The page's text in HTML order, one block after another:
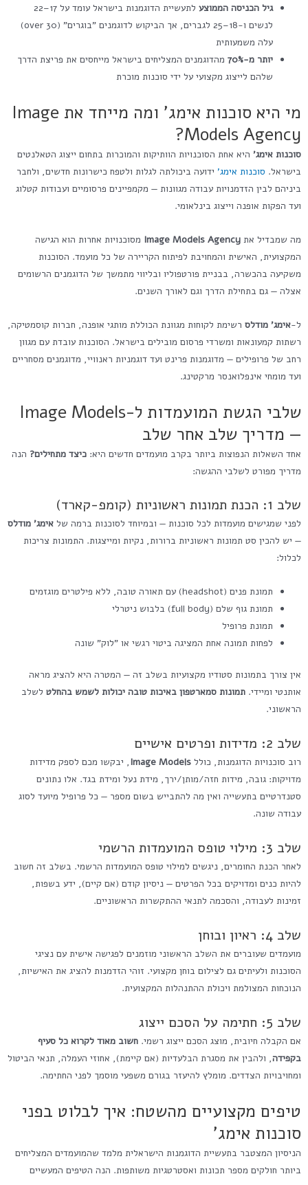
גיל הכניסה הממוצע
לתעשיית הדוגמנות בישראל עומד על 17–22
לנשים ו-18–25 לגברים, אך הביקוש לדוגמנים "בוגרים" (over 30)
עלה משמעותית
יותר מ-70%
מהדוגמנים המצליחים בישראל מייחסים את פריצת הדרך
שלהם לייצוג מקצועי על ידי סוכנות מוכרת
מי היא סוכנות אימג' ומה מייחד את Image
Models Agency?
סוכנות אימג' היא אחת הסוכנויות הוותיקות והמוכרות בתחום ייצוג הטאלנטים
בישראל. סוכנות אימג' ידועה ביכולתה לגלות ולטפח כישרונות חדשים, ולחבר
ביניהם לבין הזדמנויות עבודה מגוונות — מקמפיינים פרסומיים ועבודות קטלוג
ועד הפקות אופנה וייצוג בינלאומי.
מה שמבדיל את Image Models Agency מסוכנויות אחרות הוא הגישה
המקצועית, האישית והמחויבת לפיתוח הקריירה של כל מועמד. הסוכנות
משקיעה בהכשרה, בבניית פורטפוליו ובליווי מתמשך של הדוגמנים הרשומים
אצלה — גם בתחילת הדרך וגם לאורך השנים.
ל-אימג' מודלס רשימת לקוחות מגוונת הכוללת מותגי אופנה, חברות קוסמטיקה,
רשתות קמעונאות ומשרדי פרסום מובילים בישראל. הסוכנות עובדת עם מגוון
רחב של פרופילים — מדוגמנות פרינט ועד דוגמניות ראנוויי, מדוגמנים מסחריים
ועד מומחי אינפלואנסר מרקטינג.
שלבי הגשת המועמדות ל-Image Models
— מדריך שלב אחר שלב
אחד השאלות הנפוצות ביותר בקרב מועמדים חדשים היא: כיצד מתחילים? הנה
מדריך מפורט לשלבי ההגשה:
שלב 1: הכנת תמונות ראשוניות (קומפ-קארד)
לפני שמגישים מועמדות לכל סוכנות — ובמיוחד לסוכנות ברמה של אימג' מודלס
— יש להכין סט תמונות ראשוניות ברורות, נקיות ומייצגות. התמונות צריכות
לכלול:
תמונת פנים (headshot) עם תאורה טובה, ללא פילטרים מוגזמים
תמונת גוף שלם (full body) בלבוש ניטרלי
תמונת פרופיל
לפחות תמונה אחת המציגה ביטוי רגשי או "לוק" שונה
אין צורך בתמונות סטודיו מקצועיות בשלב זה — המטרה היא להציג מראה
אותנטי ומיידי. תמונות סמארטפון באיכות טובה יכולות לשמש בהחלט לשלב
הראשוני.
שלב 2: מדידות ופרטים אישיים
רוב סוכנויות הדוגמנות, כולל Image Models, יבקשו מכם לספק מדידות
מדויקות: גובה, מידות חזה/מותן/ירך, מידת נעל ומידת בגד. אלו נתונים
סטנדרטיים בתעשייה ואין מה להתבייש בשום מספר — כל פרופיל מיועד לסוג
עבודה שונה.
שלב 3: מילוי טופס המועמדות הרשמי
לאחר הכנת החומרים, ניגשים למילוי טופס המועמדות הרשמי. בשלב זה חשוב
להיות כנים ומדויקים בכל הפרטים — ניסיון קודם (אם קיים), ידע בשפות,
זמינות לעבודה, והסכמה לתנאי ההתקשרות הראשוניים.
שלב 4: ראיון ובוחן
מועמדים שעוברים את השלב הראשוני מוזמנים לפגישה אישית עם נציגי
הסוכנות ולעיתים גם לצילום בוחן מקצועי. זוהי הזדמנות להציג את האישיות,
הנוכחות המצולמת ויכולת ההתנהלות המקצועית.
שלב 5: חתימה על הסכם ייצוג
אם הקבלה חיובית, מוצג הסכם ייצוג רשמי. חשוב מאוד לקרוא כל סעיף
בקפידה, ולהבין את מסגרת הבלעדיות (אם קיימת), אחוזי העמלה, תנאי הביטול
ומחויבויות הצדדים. מומלץ להיעזר בגורם משפעי מוסמך לפני החתימה.
טיפים מקצועיים מהשטח: איך לבלוט בפני
סוכנות אימג'
הניסיון המצטבר בתעשיית הדוגמנות הישראלית מלמד שהמועמדים המצליחים
ביותר חולקים מספר תכונות ואסטרטגיות משותפות. הנה הטיפים המעשיים